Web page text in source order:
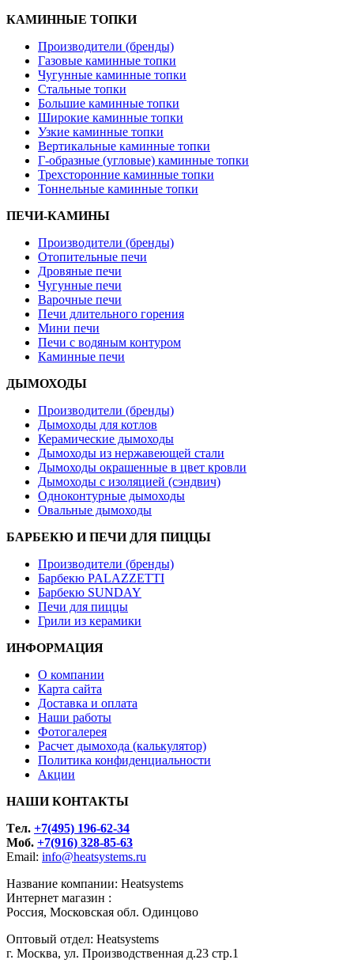
КАМИННЫЕ ТОПКИ
Производители (бренды)
Газовые каминные топки
Чугунные каминные топки
Стальные топки
Большие каминные топки
Широкие каминные топки
Узкие каминные топки
Вертикальные каминные топки
Г-образные (угловые) каминные топки
Трехсторонние каминные топки
Тоннельные каминные топки
ПЕЧИ-КАМИНЫ
Производители (бренды)
Отопительные печи
Дровяные печи
Чугунные печи
Варочные печи
Печи длительного горения
Мини печи
Печи с водяным контуром
Каминные печи
ДЫМОХОДЫ
Производители (бренды)
Дымоходы для котлов
Керамические дымоходы
Дымоходы из нержавеющей стали
Дымоходы окрашенные в цвет кровли
Дымоходы с изоляцией (сэндвич)
Одноконтурные дымоходы
Овальные дымоходы
БАРБЕКЮ И ПЕЧИ ДЛЯ ПИЦЦЫ
Производители (бренды)
Барбекю PALAZZETTI
Барбекю SUNDAY
Печи для пиццы
Грили из керамики
ИНФОРМАЦИЯ
О компании
Карта сайта
Доставка и оплата
Наши работы
Фотогалерея
Расчет дымохода (калькулятор)
Политика конфиденциальности
Акции
НАШИ КОНТАКТЫ
Tел. +7(495) 196-62-34
Моб. +7(916) 328-85-63
Email: info@heatsystems.ru
Название компании: Heatsystems
Интернет магазин :
Россия, Московская обл. Одинцово
Оптовый отдел: Heatsystems
г. Москва, ул. Производственная д.23 стр.1